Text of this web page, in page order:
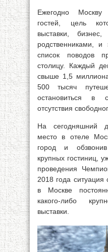
Ежегодно
гостей, цель
выставки,
родственниками,
список поводов
столицу. Каждый
свыше 1,5
500 тысяч
остановиться в
отсутствия
На сегодняшний
место в отеле
город и
крупных гостиниц,
проведения
2018 года
в Москве
какого-либо
выставки.